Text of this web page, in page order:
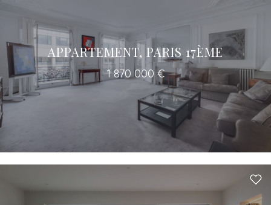
APPARTEMENT, PARIS 17ÈME
1 870 000 €